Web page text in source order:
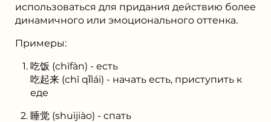
использоваться для придания действию более
динамичного или эмоционального оттенка.
Примеры:
吃饭 (chīfàn) - есть
吃起来 (chī qǐlái) - начать есть, приступить к
еде
睡觉 (shuìjiào) - спать